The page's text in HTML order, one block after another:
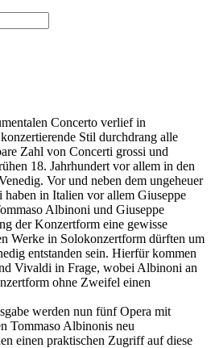
Concerto verlief in
Stil durchdrang alle
Zahl von Concerti grossi und
18. Jahrhundert vor allem in den
Vor und neben dem ungeheuer
in Italien vor allem Giuseppe
Albinoni und Giuseppe
der Konzertform eine gewisse
Werke in Solokonzertform dürften um
entstanden sein. Hierfür kommen
Vivaldi in Frage, wobei Albinoni an
ohne Zweifel einen
werden nun fünf Opera mit
Tommaso Albinonis neu
einen praktischen Zugriff auf diese